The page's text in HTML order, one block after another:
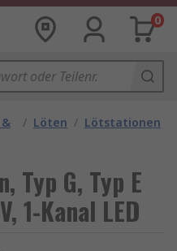
0
/ Löten / Lötstationen
Typ G, Typ E
1-Kanal LED